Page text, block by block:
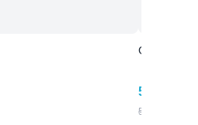
Giường
5.040.000
5.980.000